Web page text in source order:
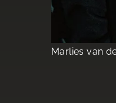
Marlies van